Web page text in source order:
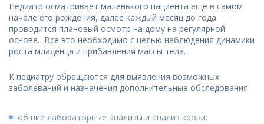
Педиатр осматривает маленького пациента еще в самом
начале его рождения, далее каждый месяц до года
проводится плановый осмотр на дому на регулярной
основе. Все это необходимо с целью наблюдения динамики
роста младенца и прибавления массы тела.
К педиатру обращаются для выявления возможных
заболеваний и назначения дополнительные обследования:
общие лабораторные анализы и анализ крови;